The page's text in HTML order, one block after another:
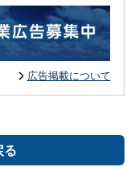
広告掲載について
る